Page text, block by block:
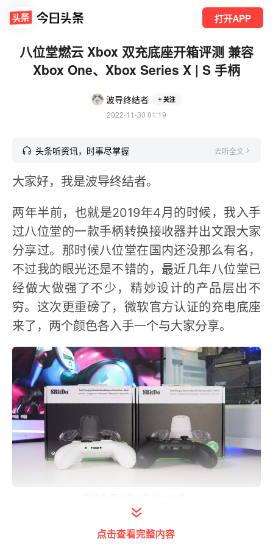
打开APP
八位堂燃云 Xbox 双充底座开箱评测 兼容
Xbox One、Xbox Series X | S 手柄
波导终结者 关注
2022-11-30 01:19
头条听资讯，时事尽掌握 去听全文
大家好，我是波导终结者。
两年半前，也就是2019年4月的时候，我入手
过八位堂的一款手柄转换接收器并出文跟大家
分享过。那时候八位堂在国内还没那么有名，
不过我的眼光还是不错的，最近几年八位堂已
经做大做强了不少，精妙设计的产品层出不
穷。这次更重磅了，微软官方认证的充电底座
来了，两个颜色各入手一个与大家分享。
八位堂这款产品命名为燃云双充底座，每一个
点击查看完整内容